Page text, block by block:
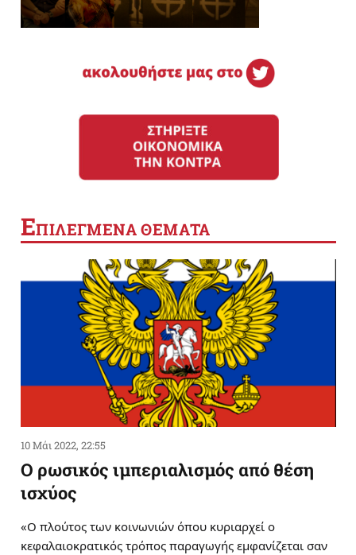
ΕΠΙΛΕΓΜΕΝΑ ΘΕΜΑΤΑ
10 Μάι 2022, 22:55
Ο ρωσικός ιμπεριαλισμός από θέση
ισχύος
«Ο πλούτος των κοινωνιών όπου κυριαρχεί ο
κεφαλαιοκρατικός τρόπος παραγωγής εμφανίζεται σαν